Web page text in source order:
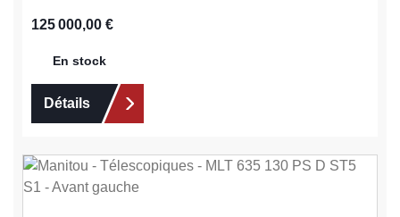
Prix régulier :
125 000,00 €
En stock
Détails